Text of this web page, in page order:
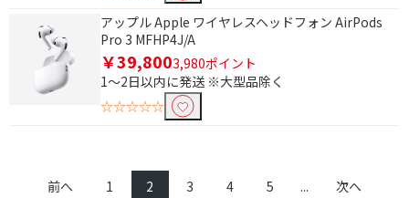
アップル Apple ワイヤレスヘッドフォン AirPods
Pro 3 MFHP4J/A
￥39,8003,980ポイント
1～2日以内に発送 ※大型品除く
☆☆☆☆☆
前へ 1 2 3 4 5 ... 次へ
防水機能で絞り込む
防水機能なし
防水
防滴